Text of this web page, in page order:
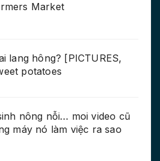
Market
lang hông? [PICTURES,
potatoes
nông nỗi… moi video cũ
máy nó làm việc ra sao